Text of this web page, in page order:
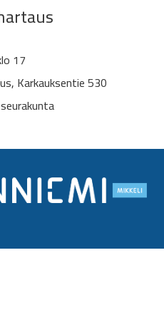
17
Karkauksentie 530